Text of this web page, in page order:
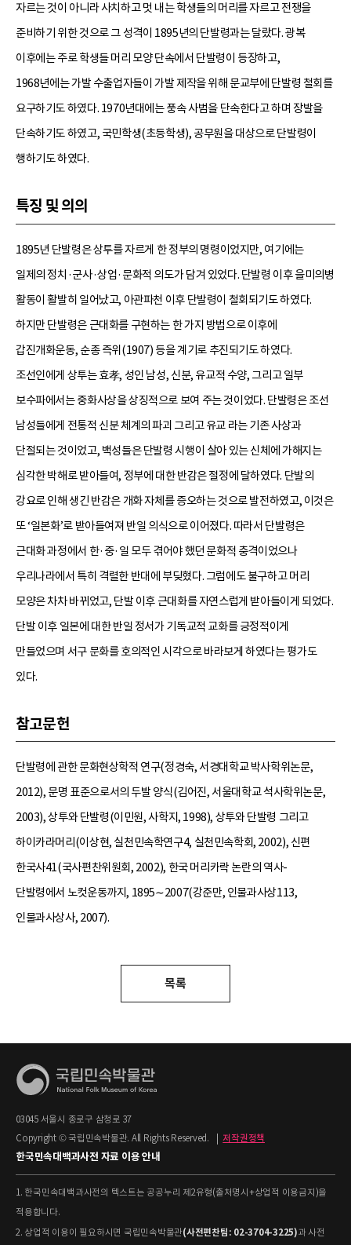
자르는 것이 아니라 사치하고 멋 내는 학생들의 머리를 자르고 전쟁을
준비하기 위한 것으로 그 성격이 1895년의 단발령과는 달랐다. 광복
이후에는 주로 학생들 머리 모양 단속에서 단발령이 등장하고,
1968년에는 가발 수출업자들이 가발 제작을 위해 문교부에 단발령 철회를
요구하기도 하였다. 1970년대에는 풍속 사범을 단속한다고 하며 장발을
단속하기도 하였고, 국민학생(초등학생), 공무원을 대상으로 단발령이
행하기도 하였다.
특징 및 의의
1895년 단발령은 상투를 자르게 한 정부의 명령이었지만, 여기에는
일제의 정치·군사·상업·문화적 의도가 담겨 있었다. 단발령 이후 을미의병
활동이 활발히 일어났고, 아관파천 이후 단발령이 철회되기도 하였다.
하지만 단발령은 근대화를 구현하는 한 가지 방법으로 이후에
갑진개화운동, 순종 즉위(1907) 등을 계기로 추진되기도 하였다.
조선인에게 상투는 효孝, 성인 남성, 신분, 유교적 수양, 그리고 일부
보수파에서는 중화사상을 상징적으로 보여 주는 것이었다. 단발령은 조선
남성들에게 전통적 신분 체계의 파괴 그리고 유교 라는 기존 사상과
단절되는 것이었고, 백성들은 단발령 시행이 살아 있는 신체에 가해지는
심각한 박해로 받아들여, 정부에 대한 반감은 절정에 달하였다. 단발의
강요로 인해 생긴 반감은 개화 자체를 증오하는 것으로 발전하였고, 이것은
또 ‘일본화’로 받아들여져 반일 의식으로 이어졌다. 따라서 단발령은
근대화 과정에서 한·중·일 모두 겪어야 했던 문화적 충격이었으나
우리나라에서 특히 격렬한 반대에 부딪혔다. 그럼에도 불구하고 머리
모양은 차차 바뀌었고, 단발 이후 근대화를 자연스럽게 받아들이게 되었다.
단발 이후 일본에 대한 반일 정서가 기독교적 교화를 긍정적이게
만들었으며 서구 문화를 호의적인 시각으로 바라보게 하였다는 평가도
있다.
참고문헌
단발령에 관한 문화현상학적 연구(정경숙, 서경대학교 박사학위논문,
2012), 문명 표준으로서의 두발 양식(김어진, 서울대학교 석사학위논문,
2003), 상투와 단발령(이민원, 사학지, 1998), 상투와 단발령 그리고
하이카라머리(이상현, 실천민속학연구4, 실천민속학회, 2002), 신편
한국사41(국사편찬위원회, 2002), 한국 머리카락 논란의 역사-
단발령에서 노컷운동까지, 1895∼2007(강준만, 인물과사상113,
인물과사상사, 2007).
목록
03045 서울시 종로구 삼청로 37
Copyright © 국립민속박물관. All Rights Reserved.
저작권정책
한국민속대백과사전 자료 이용 안내
1. 한국민속대백과사전의 텍스트는 공공누리 제2유형(출처명시+상업적 이용금지)을
적용합니다.
2. 상업적 이용이 필요하시면 국립민속박물관(사전편찬팀: 02-3704-3225)과 사전